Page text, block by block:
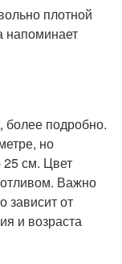
плотной
напоминает
более подробно.
но
25 см. Цвет
Важно
зависит от
и возраста